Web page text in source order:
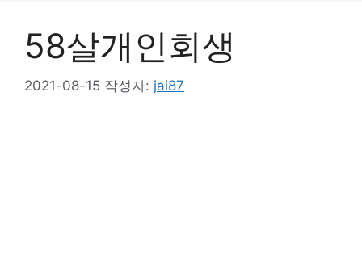
58살개인회생
2021-08-15 작성자: jai87